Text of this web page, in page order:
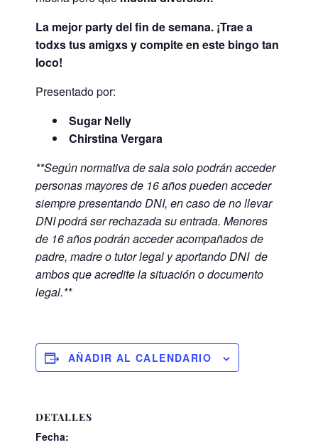
La mejor party del fin de semana. ¡Trae a
todxs tus amigxs y compite en este bingo tan
loco!
Presentado por:
Sugar Nelly
Chirstina Vergara
**Según normativa de sala solo podrán acceder
personas mayores de 16 años pueden acceder
siempre presentando DNI, en caso de no llevar
DNI podrá ser rechazada su entrada. Menores
de 16 años podrán acceder acompañados de
padre, madre o tutor legal y aportando DNI de
ambos que acredite la situación o documento
legal.**
AÑADIR AL CALENDARIO
DETALLES
Fecha: